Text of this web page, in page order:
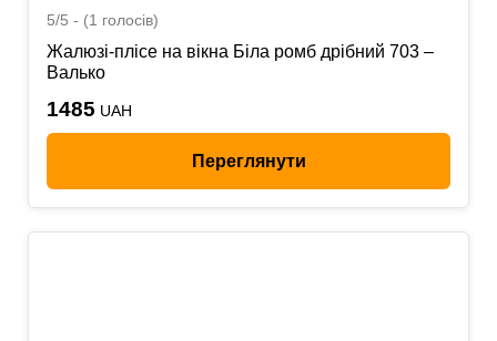
5/5 - (1 голосів)
Жалюзі-плісе на вікна Біла ромб дрібний 703 –
Валько
1485 UAH
Переглянути